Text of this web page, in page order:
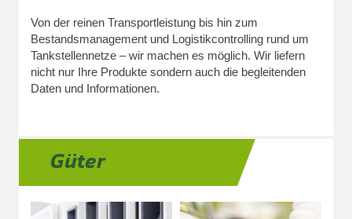
Von der reinen Transportleistung bis hin zum
Bestandsmanagement und Logistikcontrolling rund um
Tankstellennetze – wir machen es möglich. Wir liefern
nicht nur Ihre Produkte sondern auch die begleitenden
Daten und Informationen.
Güter